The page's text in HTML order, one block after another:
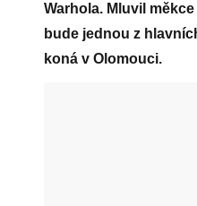
Warhola. Mluvil
bude jednou z
koná v Olomouci.